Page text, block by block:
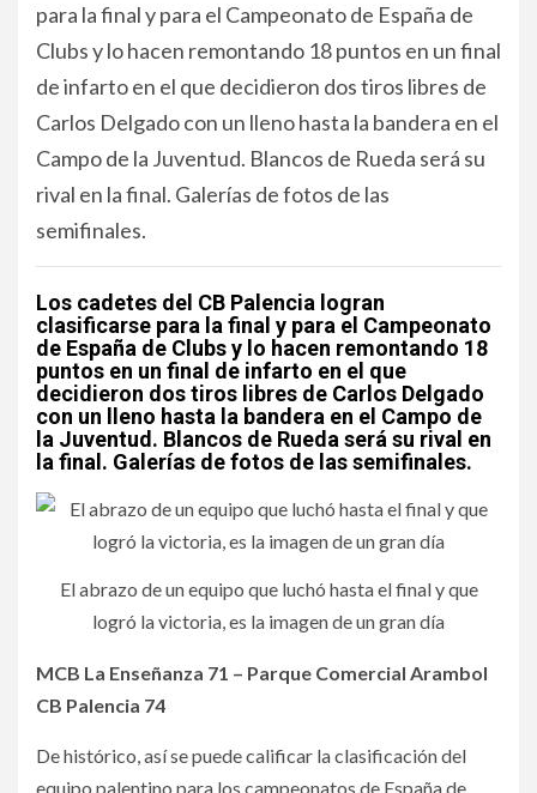
para la final y para el Campeonato de España de
Clubs y lo hacen remontando 18 puntos en un final
de infarto en el que decidieron dos tiros libres de
Carlos Delgado con un lleno hasta la bandera en el
Campo de la Juventud. Blancos de Rueda será su
rival en la final. Galerías de fotos de las
semifinales.
Los cadetes del CB Palencia logran
clasificarse para la final y para el Campeonato
de España de Clubs y lo hacen remontando 18
puntos en un final de infarto en el que
decidieron dos tiros libres de Carlos Delgado
con un lleno hasta la bandera en el Campo de
la Juventud. Blancos de Rueda será su rival en
la final. Galerías de fotos de las semifinales.
El abrazo de un equipo que luchó hasta el final y que
logró la victoria, es la imagen de un gran día
MCB La Enseñanza 71 – Parque Comercial Arambol
CB Palencia 74
De histórico, así se puede calificar la clasificación del
equipo palentino para los campeonatos de España de